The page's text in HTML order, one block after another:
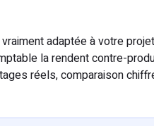
adaptée à votre
la rendent contre-
réels, comparaison